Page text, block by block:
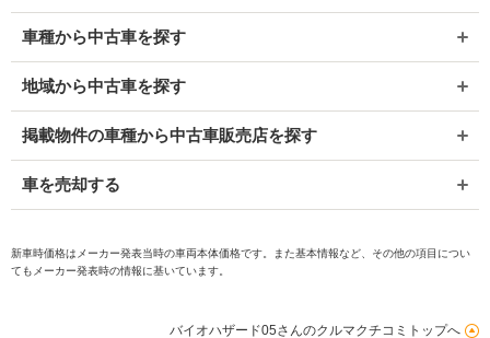
車種から中古車を探す
地域から中古車を探す
掲載物件の車種から中古車販売店を探す
車を売却する
新車時価格はメーカー発表当時の車両本体価格です。また基本情報など、その他の項目につい
てもメーカー発表時の情報に基いています。
バイオハザード05さんのクルマクチコミトップへ